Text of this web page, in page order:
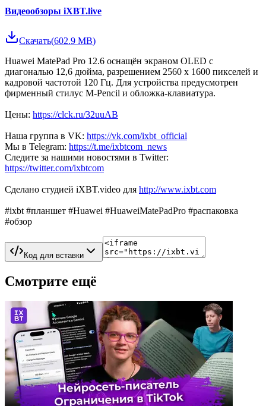
Видеообзоры iXBT.live
Скачать(602.9 MB)
Huawei MatePad Pro 12.6 оснащён экраном OLED с
диагональю 12,6 дюйма, разрешением 2560 х 1600 пикселей и
кадровой частотой 120 Гц. Для устройства предусмотрен
фирменный стилус M-Pencil и обложка-клавиатура.
Цены: https://clck.ru/32uuAB
Наша группа в VK: https://vk.com/ixbt_official
Мы в Telegram: https://t.me/ixbtcom_news
Следите за нашими новостями в Twitter:
https://twitter.com/ixbtcom
Сделано студией iXBT.video для http://www.ixbt.com
#ixbt #планшет #Huawei #HuaweiMatePadPro #распаковка
#обзор
Код для вставки
Смотрите ещё